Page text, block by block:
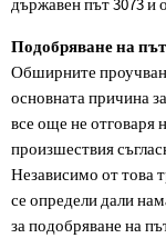
държавен път 3073 и
Подобряване на
Обширните
основната причина
все още не отговаря
произшествия
Независимо от това
се определи дали
за подобряване на